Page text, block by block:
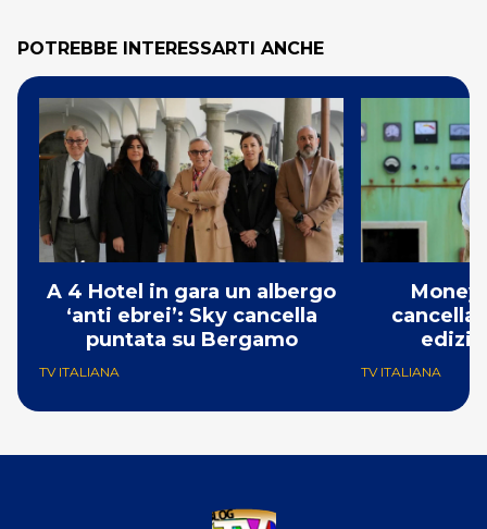
POTREBBE INTERESSARTI ANCHE
A 4 Hotel in gara un albergo
‘anti ebrei’: Sky cancella
puntata su Bergamo
TV ITALIANA
Money
TV ITALIANA